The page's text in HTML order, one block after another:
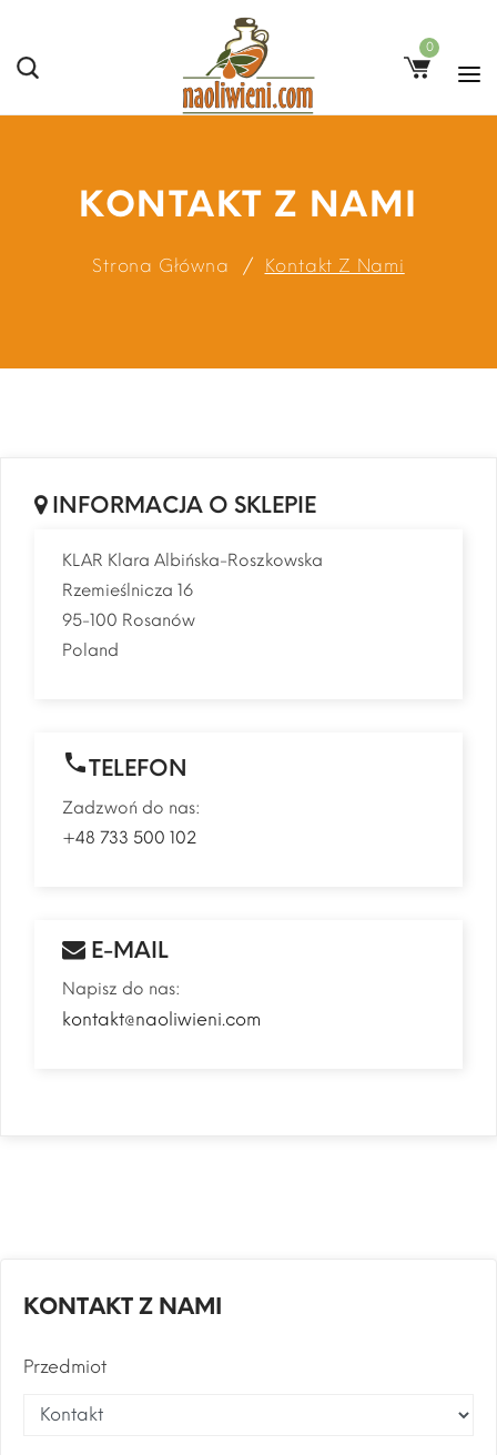
0
KONTAKT Z NAMI
Strona Główna Kontakt Z Nami
INFORMACJA O SKLEPIE
KLAR Klara Albińska-Roszkowska
Rzemieślnicza 16
95-100 Rosanów
Poland
TELEFON
Zadzwoń do nas:
+48 733 500 102
E-MAIL
Napisz do nas:
kontakt@naoliwieni.com
KONTAKT Z NAMI
Przedmiot